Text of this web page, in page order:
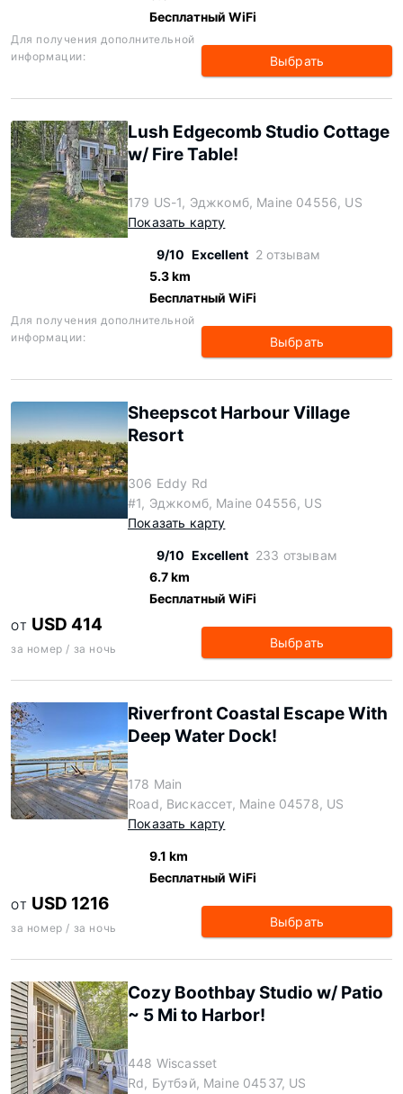
Бесплатный WiFi
Для получения дополнительной
информации:
Выбрать
Lush Edgecomb Studio Cottage
w/ Fire Table!
179 US-1, Эджкомб, Maine 04556, US
Показать карту
9/10 Excellent 2 отзывам
5.3 km
Бесплатный WiFi
Для получения дополнительной
информации:
Выбрать
Sheepscot Harbour Village
Resort
306 Eddy Rd
#1, Эджкомб, Maine 04556, US
Показать карту
9/10 Excellent 233 отзывам
6.7 km
Бесплатный WiFi
ОТ USD 414
за номер / за ночь Выбрать
Riverfront Coastal Escape With
Deep Water Dock!
178 Main
Road, Вискассет, Maine 04578, US
Показать карту
9.1 km
Бесплатный WiFi
ОТ USD 1216
за номер / за ночь Выбрать
Cozy Boothbay Studio w/ Patio
~ 5 Mi to Harbor!
448 Wiscasset
Rd, Бутбэй, Maine 04537, US